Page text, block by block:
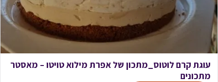
עוגת קרם לוטוס_מתכון של אפרת מילוא טויטו – מאסטר
מתכונים